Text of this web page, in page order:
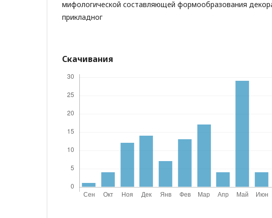
мифологической составляющей формообразования
прикладног
Скачивания